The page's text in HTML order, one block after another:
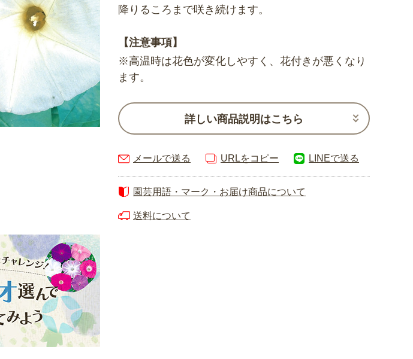
降りるころまで咲き続けます。
【注意事項】
※高温時は花色が変化しやすく、花付きが悪くなり
ます。
詳しい商品説明はこちら
メールで送る URLをコピー LINEで送る
園芸用語・マーク・お届け商品について
送料について